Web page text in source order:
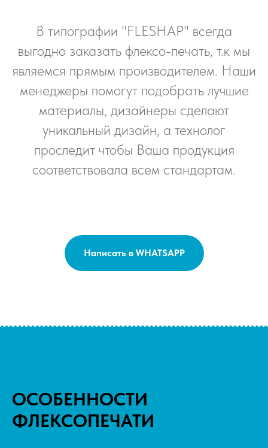
В типографии "FLESHAP" всегда
выгодно заказать флексо-печать, т.к мы
являемся прямым производителем. Наши
менеджеры помогут подобрать лучшие
материалы, дизайнеры сделают
уникальный дизайн, а технолог
проследит чтобы Ваша продукция
соответствовала всем стандартам.
Написать в WHATSAPP
ОСОБЕННОСТИ
ФЛЕКСОПЕЧАТИ